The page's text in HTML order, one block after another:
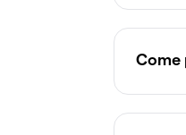
Come